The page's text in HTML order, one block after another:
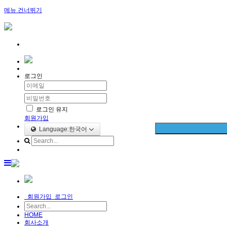
메뉴 건너뛰기
로그인
로그인 유지
회원가입
Language:한국어
회원가입 로그인
HOME
회사소개